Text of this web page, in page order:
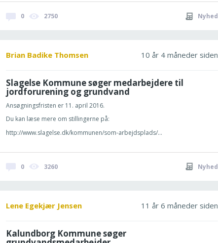
0 2750 Nyhed
10 år 4 måneder siden
Brian Badike Thomsen
Slagelse Kommune søger medarbejdere til
jordforurening og grundvand
Ansøgningsfristen er 11. april 2016.
Du kan læse mere om stillingerne på:
http://www.slagelse.dk/kommunen/som-arbejdsplads/...
0 3260 Nyhed
11 år 6 måneder siden
Lene Egekjær Jensen
Kalundborg Kommune søger